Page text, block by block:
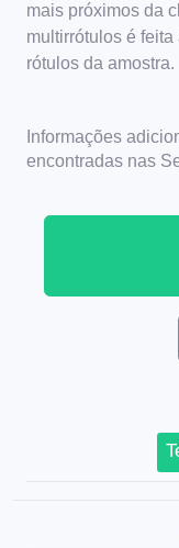
mais próximos da
multirrótulos é
rótulos da amostra.
Informações
encontradas nas